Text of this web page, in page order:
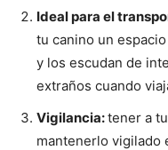
Ideal para el
tu canino un
y los escudan de
extraños cuando
Vigilancia:tener a
mantenerlo vigilado